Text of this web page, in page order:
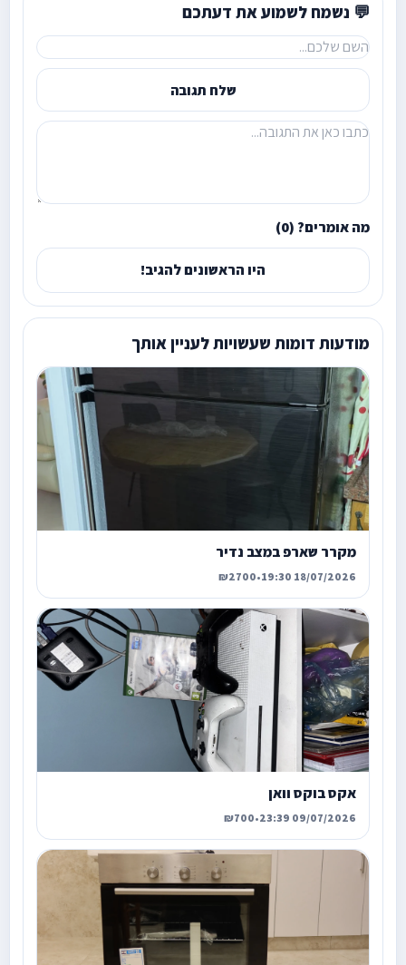
💬 נשמח לשמוע את דעתכם
שלח תגובה
מה אומרים? (0)
היו הראשונים להגיב!
מודעות דומות שעשויות לעניין אותך
מקרר שארפ במצב נדיר
18/07/2026 19:30
•
₪2700
אקס בוקס וואן
09/07/2026 23:39
•
₪700